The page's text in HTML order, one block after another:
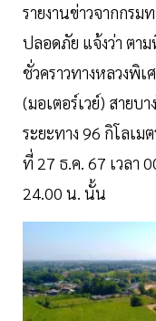
รายงานข่าวจากกรม
ปลอดภัย แจ้งว่า ตา
ชั่วคราวทางหลวงพิเ
(มอเตอร์เวย์) สายบ
ระยะทาง 96 กิโลเ
ที่ 27 ธ.ค. 67 เวลา
24.00 น. นั้น